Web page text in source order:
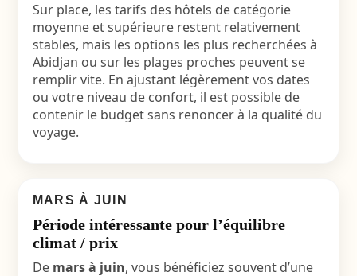
Sur place, les tarifs des hôtels de catégorie
moyenne et supérieure restent relativement
stables, mais les options les plus recherchées à
Abidjan ou sur les plages proches peuvent se
remplir vite. En ajustant légèrement vos dates
ou votre niveau de confort, il est possible de
contenir le budget sans renoncer à la qualité du
voyage.
MARS À JUIN
Période intéressante pour l’équilibre
climat / prix
De mars à juin, vous bénéficiez souvent d’une